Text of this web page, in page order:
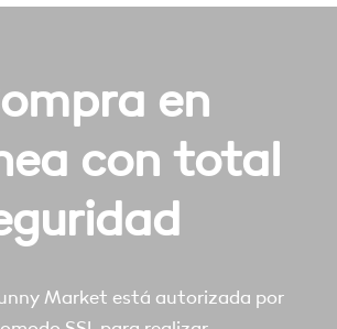
en
con total
Market está autorizada por